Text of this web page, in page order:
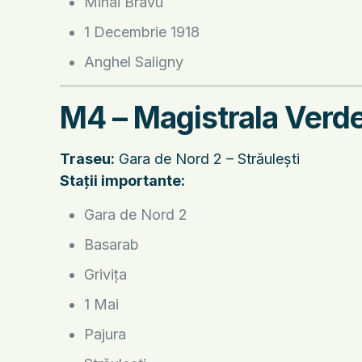
1 Decembrie 1918
Anghel Saligny
M4 – Magistrala
Traseu: Gara de Nord 2 – Străulești
Stații importante:
Gara de Nord 2
Basarab
Grivița
1 Mai
Pajura